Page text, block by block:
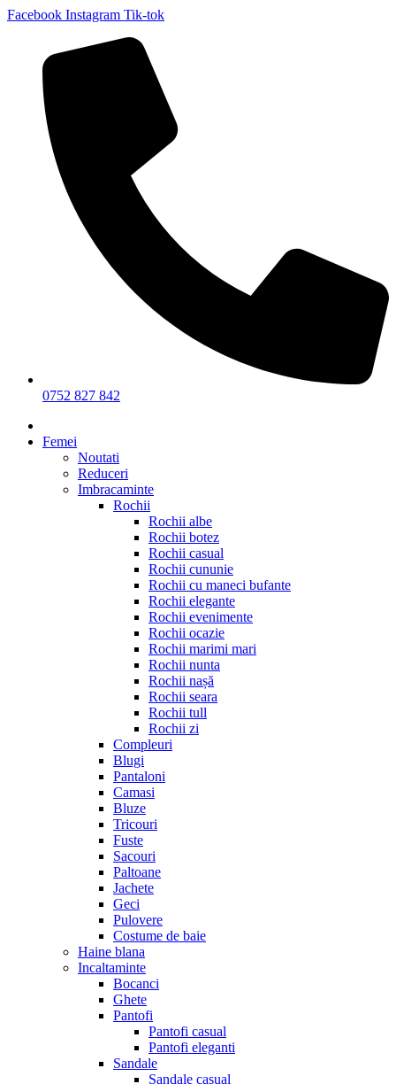
Facebook Instagram Tik-tok
0752 827 842
Femei
Noutati
Reduceri
Imbracaminte
Rochii
Rochii albe
Rochii botez
Rochii casual
Rochii cununie
Rochii cu maneci bufante
Rochii elegante
Rochii evenimente
Rochii ocazie
Rochii marimi mari
Rochii nunta
Rochii nașă
Rochii seara
Rochii tull
Rochii zi
Compleuri
Blugi
Pantaloni
Camasi
Bluze
Tricouri
Fuste
Sacouri
Paltoane
Jachete
Geci
Pulovere
Costume de baie
Haine blana
Incaltaminte
Bocanci
Ghete
Pantofi
Pantofi casual
Pantofi eleganti
Sandale
Sandale casual